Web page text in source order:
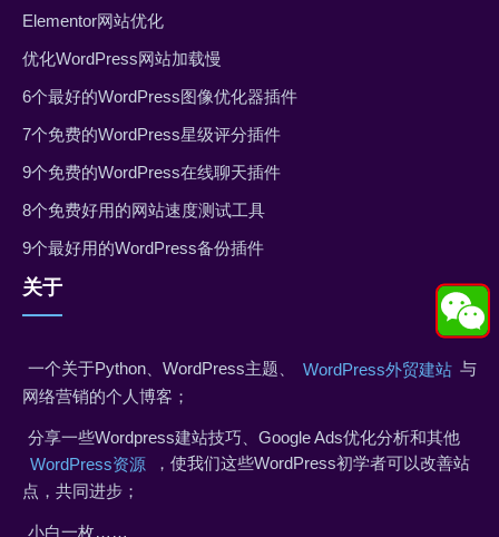
Elementor网站优化
优化WordPress网站加载慢
6个最好的WordPress图像优化器插件
7个免费的WordPress星级评分插件
9个免费的WordPress在线聊天插件
8个免费好用的网站速度测试工具
9个最好用的WordPress备份插件
关于
一个关于Python、WordPress主题、 WordPress外贸建站 与
网络营销的个人博客；
分享一些Wordpress建站技巧、Google Ads优化分析和其他
WordPress资源
，使我们这些WordPress初学者可以改善站
点，共同进步；
小白一枚……